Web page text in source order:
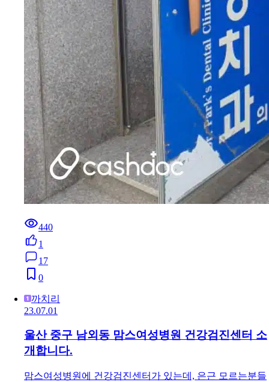
440
1
17
0
까치리
23.07.01
울산 중구 남외동 맘스여성병원 건강검진센터 소
개합니다.
맘스여성병원에 건강검진센터가 있는데, 은근 모르는분들